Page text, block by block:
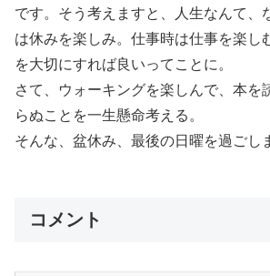
です。そう考えますと、人生なんて、
は休みを楽しみ。仕事時は仕事を楽し
を大切にすれば良いってことに。
さて、ウォーキングを楽しんで、本を
らぬことを一生懸命考える。
そんな、盆休み、最後の日曜を過ごし
コメント